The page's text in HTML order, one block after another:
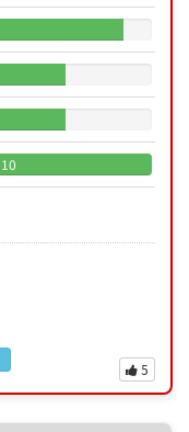
10
5